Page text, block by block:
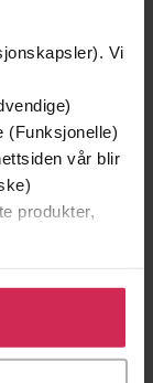
Vi
(Funksjonelle)
vår blir
produkter,
til å
kan også
ved å klikke